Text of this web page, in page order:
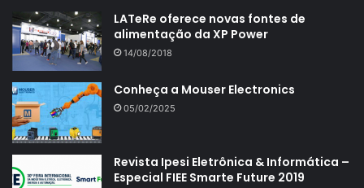
LATeRe oferece novas fontes de
alimentação da XP Power
14/08/2018
Conheça a Mouser Electronics
05/02/2025
Revista Ipesi Eletrônica & Informática –
Especial FIEE Smarte Future 2019